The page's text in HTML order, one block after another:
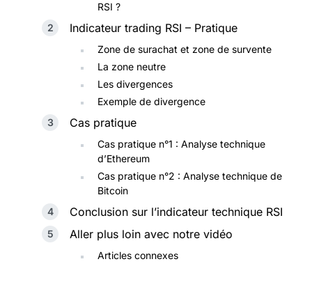
RSI ?
Indicateur trading RSI – Pratique
Zone de surachat et zone de survente
La zone neutre
Les divergences
Exemple de divergence
Cas pratique
Cas pratique n°1 : Analyse technique
d’Ethereum
Cas pratique n°2 : Analyse technique de
Bitcoin
Conclusion sur l’indicateur technique RSI
Aller plus loin avec notre vidéo
Articles connexes